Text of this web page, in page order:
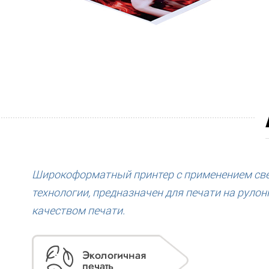
Широкоформатный принтер с применением
технологии, предназначен для печати на
качеством печати.